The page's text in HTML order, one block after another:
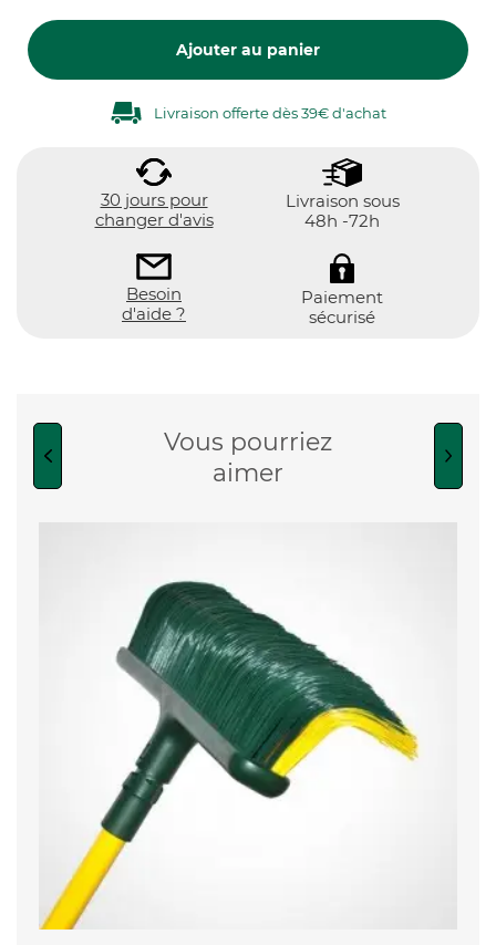
Ajouter au panier
Livraison offerte dès 39€ d'achat
30 jours pour
changer d'avis
Livraison sous
48h -72h
Besoin
d'aide ?
Paiement
sécurisé
Vous pourriez
aimer